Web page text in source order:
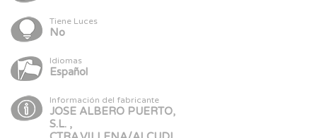
Tiene Luces
No
Idiomas
Español
Información del fabricante
JOSE ALBERO PUERTO,
S.L. ,